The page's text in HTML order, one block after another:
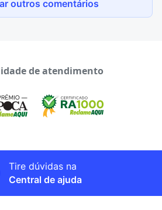
outros comentários
de atendimento
Tire dúvidas na
Central de ajuda